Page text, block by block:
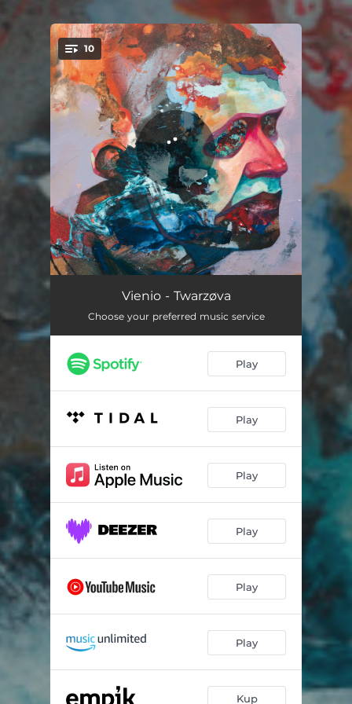
You're all set!
10
Minuta i 20 sec.
E-330 04:12
Części zamienne 03:30
Zabijam czas 04:56
Prawda na pół 03:13
Warstwa plastiku
Sto twarzy 02:51
04:03
Vienio - Twarzøva
Choose your preferred music service
Play
Play
Play
Play
Play
Play
Kup